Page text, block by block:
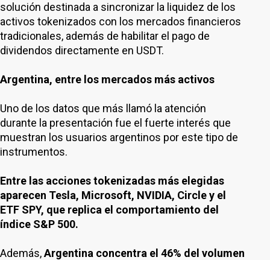
solución destinada a sincronizar la liquidez de los
activos tokenizados con los mercados financieros
tradicionales, además de habilitar el pago de
dividendos directamente en USDT.
Argentina, entre los mercados más activos
Uno de los datos que más llamó la atención
durante la presentación fue el fuerte interés que
muestran los usuarios argentinos por este tipo de
instrumentos.
Entre las acciones tokenizadas más elegidas
aparecen Tesla, Microsoft, NVIDIA, Circle y el
ETF SPY, que replica el comportamiento del
índice S&P 500.
Además,Argentina concentra el 46% del volumen